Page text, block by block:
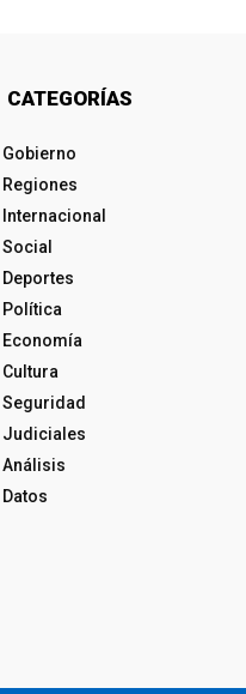
CATEGORÍAS
Gobierno
Regiones
Internacional
Social
Deportes
Política
Economía
Cultura
Seguridad
Judiciales
Análisis
Datos